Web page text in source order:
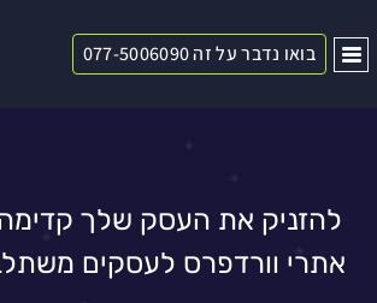
בואו נדבר על זה 077-5006090
להזניק את העסק שלך
אתרי וורדפרס לעסקים